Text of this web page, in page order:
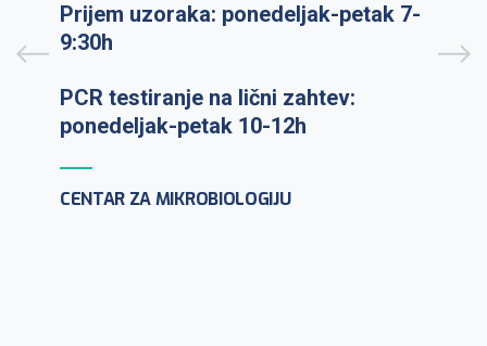
Prijem uzoraka: ponedeljak-petak 7-
9:30h
PCR testiranje na lični zahtev:
ponedeljak-petak 10-12h
CENTAR ZA MIKROBIOLOGIJU